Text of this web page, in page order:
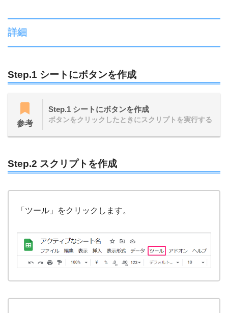
詳細
Step.1 シートにボタンを作成
参考
Step.1 シートにボタンを作成
ボタンをクリックしたときにスクリプトを実行する
Step.2 スクリプトを作成
「ツール」をクリックします。